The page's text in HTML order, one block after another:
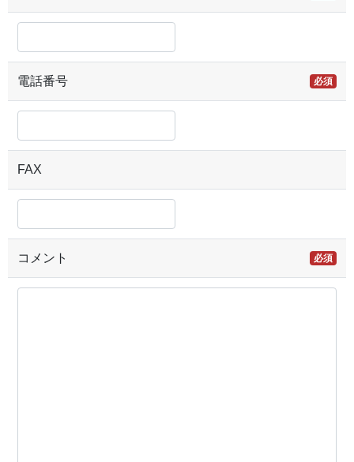
電話番号 必須
FAX
コメント 必須